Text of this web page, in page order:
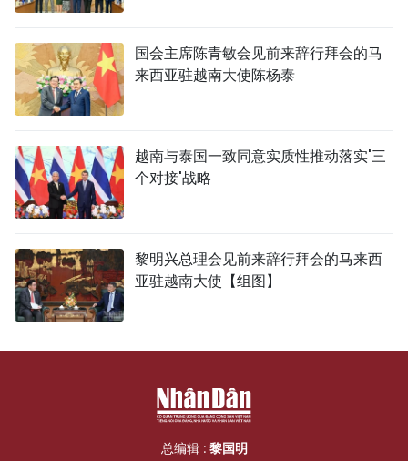
国会主席陈青敏会见前来辞行拜会的马
来西亚驻越南大使陈杨泰
越南与泰国一致同意实质性推动落实'三
个对接'战略
黎明兴总理会见前来辞行拜会的马来西
亚驻越南大使【组图】
总编辑 : 黎国明